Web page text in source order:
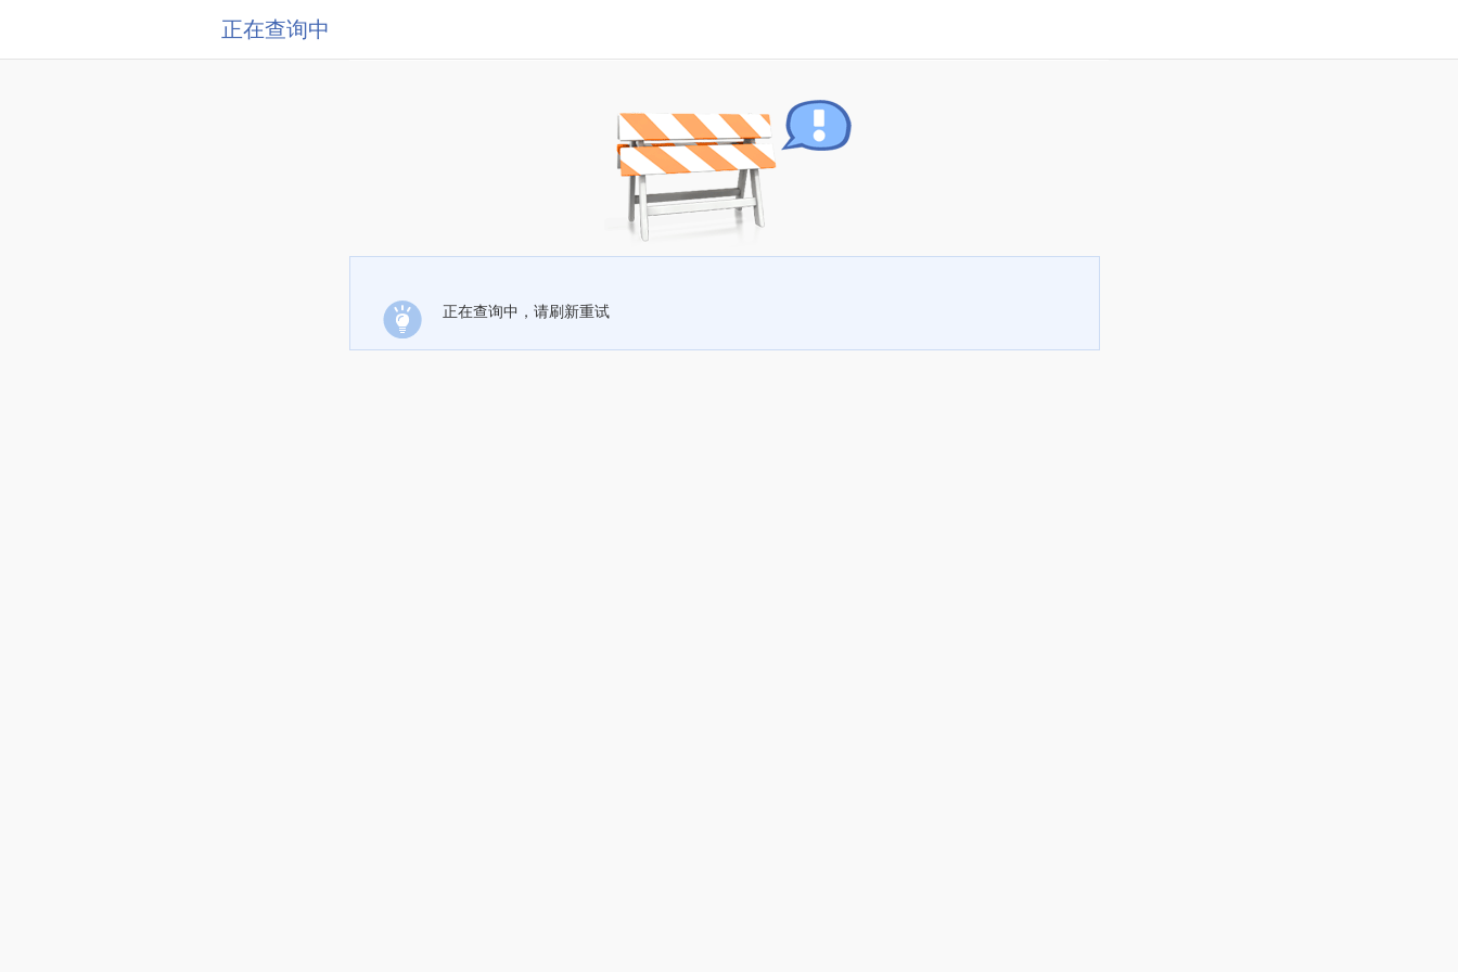
正在查询中
正在查询中，请刷新重试